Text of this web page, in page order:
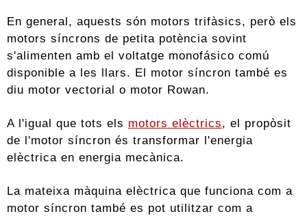
En general, aquests són motors trifàsics, però els
motors síncrons de petita potència sovint
s'alimenten amb el voltatge monofásico comú
disponible a les llars. El motor síncron també es
diu motor vectorial o motor Rowan.
A l'igual que tots els motors elèctrics, el propòsit
de l'motor síncron és transformar l'energia
elèctrica en energia mecànica.
La mateixa màquina elèctrica que funciona com a
motor síncron també es pot utilitzar com a